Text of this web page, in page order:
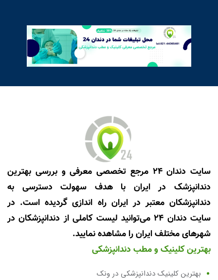
سایت دندان 24 مرجع تخصصی معرفی و بررسی بهترین
دندانپزشک در ایران با هدف سهولت دسترسی به
دندانپزشکان معتبر در ایران راه اندازی گردیده است. در
سایت دندان 24 می‌توانید لیست کاملی از دندانپزشکان در
شهرهای مختلف ایران را مشاهده نمایید.
بهترین کلینیک و مطب دندانپزشکی
بهترین کلینیک دندانپزشکی در ونک